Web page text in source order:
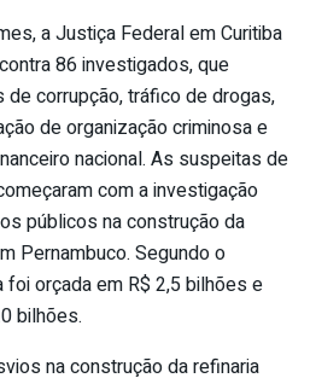
a Justiça Federal em Curitiba
86 investigados, que
corrupção, tráfico de drogas,
de organização criminosa e
nacional. As suspeitas de
com a investigação
públicos na construção da
Pernambuco. Segundo o
orçada em R$ 2,5 bilhões e
bilhões.
na construção da refinaria